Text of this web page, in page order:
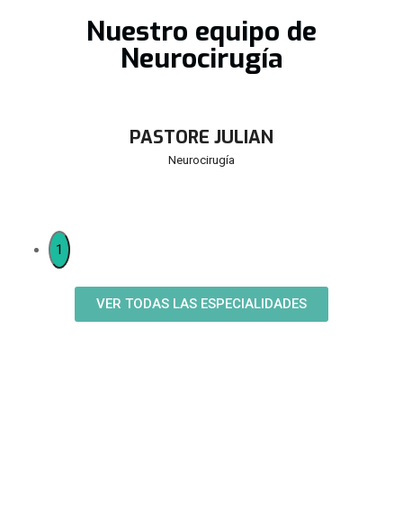
Nuestro equipo de
Neurocirugía
PASTORE JULIAN
Neurocirugía
1
VER TODAS LAS ESPECIALIDADES